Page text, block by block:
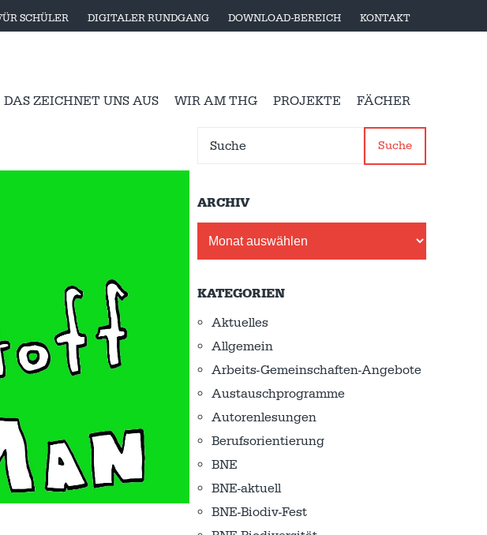
SCHÜLER DIGITALER RUNDGANG DOWNLOAD-BEREICH KONTAKT
DAS ZEICHNET UNS AUS WIR AM THG PROJEKTE FÄCHER
Suche
ARCHIV
KATEGORIEN
Aktuelles
Allgemein
Arbeits-Gemeinschaften-Angebote
Austausch­programme
Autorenlesungen
Berufsorientierung
BNE
BNE-aktuell
BNE-Biodiv-Fest